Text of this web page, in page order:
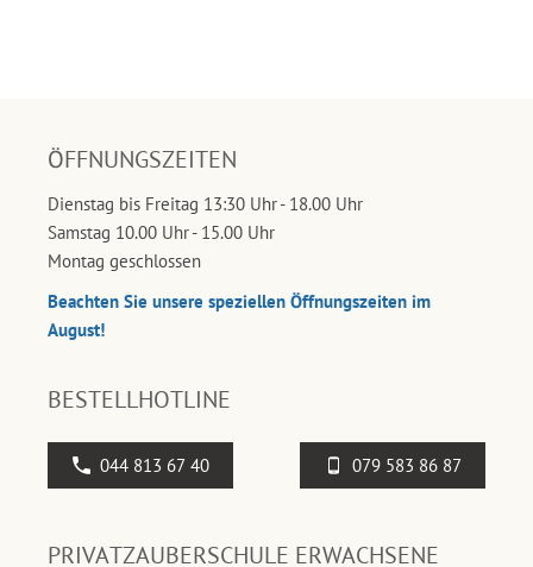
ÖFFNUNGSZEITEN
Dienstag bis Freitag 13:30 Uhr - 18.00 Uhr
Samstag 10.00 Uhr - 15.00 Uhr
Montag geschlossen
Beachten Sie unsere speziellen Öffnungszeiten im
August!
BESTELLHOTLINE
044 813 67 40 079 583 86 87
PRIVATZAUBERSCHULE ERWACHSENE